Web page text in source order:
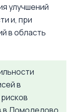
улучшений
и, при
в область
в